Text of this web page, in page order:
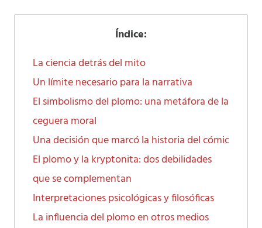
Índice:
La ciencia detrás del mito
Un límite necesario para la narrativa
El simbolismo del plomo: una metáfora de la
ceguera moral
Una decisión que marcó la historia del cómic
El plomo y la kryptonita: dos debilidades
que se complementan
Interpretaciones psicológicas y filosóficas
La influencia del plomo en otros medios